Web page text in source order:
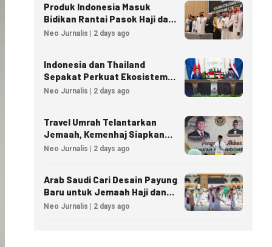
Produk Indonesia Masuk
Bidikan Rantai Pasok Haji dan
Umrah Arab Saudi
Neo Jurnalis | 2 days ago
Indonesia dan Thailand
Sepakat Perkuat Ekosistem
Industri Halal
Neo Jurnalis | 2 days ago
Travel Umrah Telantarkan
Jemaah, Kemenhaj Siapkan
Sanksi Penutupan Izin hingga
Neo Jurnalis | 2 days ago
Arab Saudi Cari Desain Payung
Baru untuk Jemaah Haji dan
Umrah
Neo Jurnalis | 2 days ago